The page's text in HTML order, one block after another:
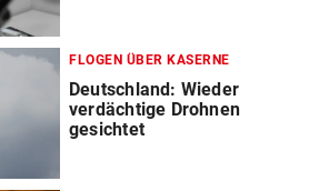
FLOGEN ÜBER KASERNE
Deutschland: Wieder
verdächtige Drohnen
gesichtet